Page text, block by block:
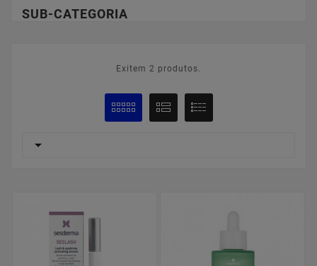
SUB-CATEGORIA
Exitem 2 produtos.
